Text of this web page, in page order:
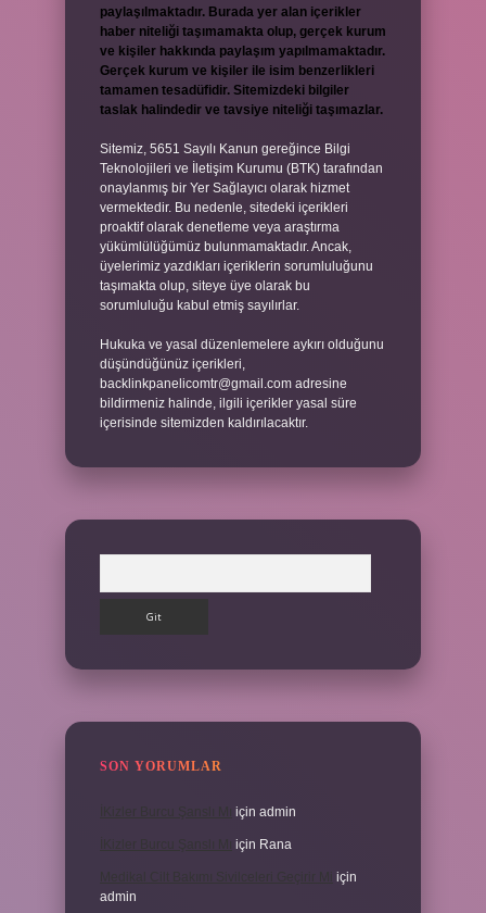
paylaşılmaktadır. Burada yer alan içerikler
haber niteliği taşımamakta olup, gerçek kurum
ve kişiler hakkında paylaşım yapılmamaktadır.
Gerçek kurum ve kişiler ile isim benzerlikleri
tamamen tesadüfidir. Sitemizdeki bilgiler
taslak halindedir ve tavsiye niteliği taşımazlar.
Sitemiz, 5651 Sayılı Kanun gereğince Bilgi
Teknolojileri ve İletişim Kurumu (BTK) tarafından
onaylanmış bir Yer Sağlayıcı olarak hizmet
vermektedir. Bu nedenle, sitedeki içerikleri
proaktif olarak denetleme veya araştırma
yükümlülüğümüz bulunmamaktadır. Ancak,
üyelerimiz yazdıkları içeriklerin sorumluluğunu
taşımakta olup, siteye üye olarak bu
sorumluluğu kabul etmiş sayılırlar.
Hukuka ve yasal düzenlemelere aykırı olduğunu
düşündüğünüz içerikleri,
backlinkpanelicomtr@gmail.com adresine
bildirmeniz halinde, ilgili içerikler yasal süre
içerisinde sitemizden kaldırılacaktır.
SON YORUMLAR
için admin
için Rana
için
admin